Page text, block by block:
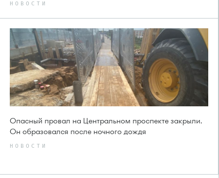
НОВОСТИ
Опасный провал на Центральном проспекте закрыли.
Он образовался после ночного дождя
НОВОСТИ